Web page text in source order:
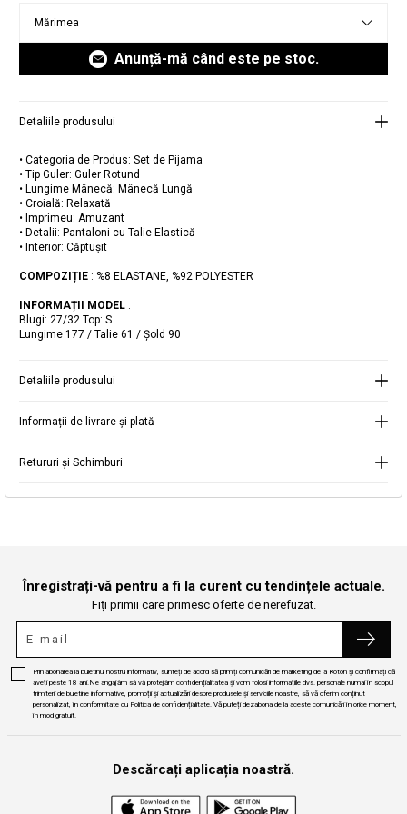
Mărimea
Anunță-mă când este pe stoc.
Detaliile produsului
• Categoria de Produs: Set de Pijama
• Tip Guler: Guler Rotund
• Lungime Mânecă: Mânecă Lungă
• Croială: Relaxată
• Imprimeu: Amuzant
• Detalii: Pantaloni cu Talie Elastică
• Interior: Căptușit
COMPOZIȚIE : %8 ELASTANE, %92 POLYESTER
INFORMAȚII MODEL :
Blugi: 27/32 Top: S
Lungime 177 / Talie 61 / Şold 90
Detaliile produsului
Informații de livrare și plată
Retururi și Schimburi
Înregistrați-vă pentru a fi la curent cu tendințele actuale.
Fiți primii care primesc oferte de nerefuzat.
Prin abonarea la buletinul nostru informativ, sunteți de acord să primiți comunicări de marketing de la Koton și confirmați că
aveți peste 18 ani.Ne angajăm să vă protejăm confidențialitatea și vom folosi informațiile dvs. personale numai în scopul
trimiterii de buletine informative, promoții și actualizări despre produsele și serviciile noastre, să vă oferim conținut
personalizat, în conformitate cu Politica de confidențialitate. Vă puteți dezabona de la aceste comunicări în orice moment,
în mod gratuit.
Descărcați aplicația noastră.
Puteți ajunge la magazinul KOTON pe care îl căutați
Selecteaza țara
Selectați Judet
Alertă de stoc
vom trimite o notificare la adresa
livrare aici.
Adăugat în coș
Set de Pijama din Catifea cu Mânecă Lungă
199,99 RON